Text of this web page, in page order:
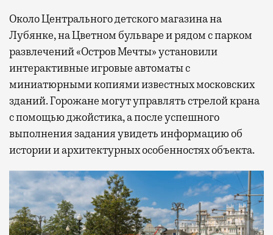
Около Центрального детского магазина на
Лубянке, на Цветном бульваре и рядом с парком
развлечений «Остров Мечты» установили
интерактивные игровые автоматы с
миниатюрными копиями известных московских
зданий. Горожане могут управлять стрелой крана
с помощью джойстика, а после успешного
выполнения задания увидеть информацию об
истории и архитектурных особенностях объекта.